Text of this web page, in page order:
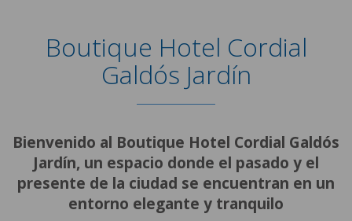
Boutique Hotel Cordial
Galdós Jardín
Bienvenido al Boutique Hotel Cordial Galdós
Jardín, un espacio donde el pasado y el
presente de la ciudad se encuentran en un
entorno elegante y tranquilo